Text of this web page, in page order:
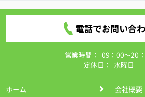
電話でお問い合
営業時間： 09：00～20
定休日： 水曜日
ホーム 会社概要